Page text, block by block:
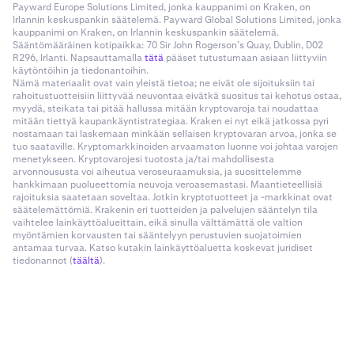
Payward Europe Solutions Limited, jonka kauppanimi on Kraken, on
Irlannin keskuspankin säätelemä. Payward Global Solutions Limited, jonka
kauppanimi on Kraken, on Irlannin keskuspankin säätelemä.
Sääntömääräinen kotipaikka: 70 Sir John Rogerson’s Quay, Dublin, D02
R296, Irlanti. Napsauttamallatätä pääset tutustumaan asiaan liittyviin
käytöntöihin ja tiedonantoihin.
Nämä materiaalit ovat vain yleistä tietoa; ne eivät ole sijoituksiin tai
rahoitustuotteisiin liittyvää neuvontaa eivätkä suositus tai kehotus ostaa,
myydä, steikata tai pitää hallussa mitään kryptovaroja tai noudattaa
mitään tiettyä kaupankäyntistrategiaa. Kraken ei nyt eikä jatkossa pyri
nostamaan tai laskemaan minkään sellaisen kryptovaran arvoa, jonka se
tuo saataville. Kryptomarkkinoiden arvaamaton luonne voi johtaa varojen
menetykseen. Kryptovarojesi tuotosta ja/tai mahdollisesta
arvonnoususta voi aiheutua veroseuraamuksia, ja suosittelemme
hankkimaan puolueettomia neuvoja veroasemastasi. Maantieteellisiä
rajoituksia saatetaan soveltaa. Jotkin kryptotuotteet ja -markkinat ovat
säätelemättömiä. Krakenin eri tuotteiden ja palvelujen sääntelyn tila
vaihtelee lainkäyttöalueittain, eikä sinulla välttämättä ole valtion
myöntämien korvausten tai sääntelyyn perustuvien suojatoimien
antamaa turvaa. Katso kutakin lainkäyttöaluetta koskevat juridiset
tiedonannot (täältä).